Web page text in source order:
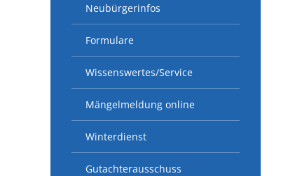
Neubürgerinfos
Formulare
Wissenswertes/Service
Mängelmeldung online
Winterdienst
Gutachterausschuss